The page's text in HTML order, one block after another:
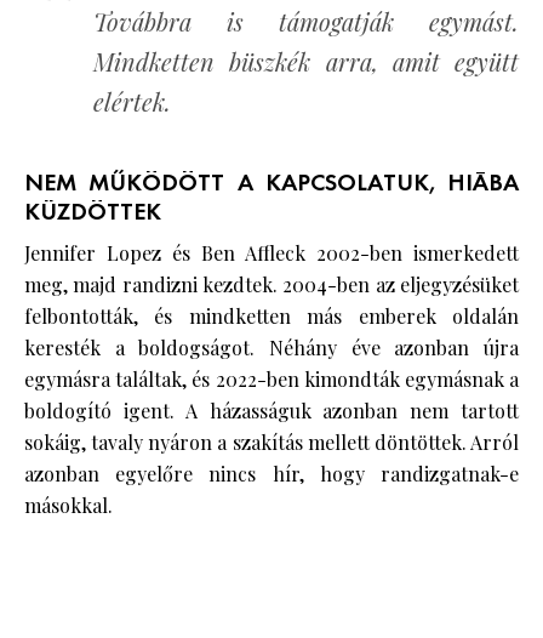
Továbbra is támogatják egymást.
Mindketten büszkék arra, amit együtt
elértek.
NEM MŰKÖDÖTT A KAPCSOLATUK, HIÁBA
KÜZDÖTTEK
Jennifer Lopez és Ben Affleck 2002-ben ismerkedett
meg, majd randizni kezdtek. 2004-ben az eljegyzésüket
felbontották, és mindketten más emberek oldalán
keresték a boldogságot. Néhány éve azonban újra
egymásra találtak, és 2022-ben kimondták egymásnak a
boldogító igent. A házasságuk azonban nem tartott
sokáig, tavaly nyáron a szakítás mellett döntöttek. Arról
azonban egyelőre nincs hír, hogy randizgatnak-e
másokkal.